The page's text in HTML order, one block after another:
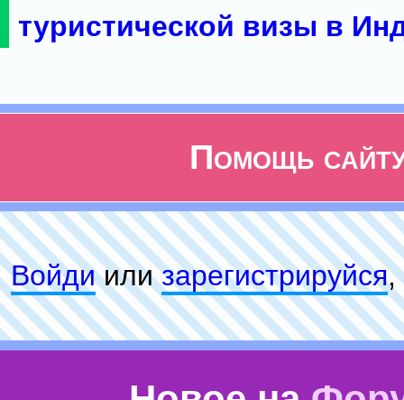
туристической визы в
Помощь
Войдиилизарeгиcтpируйся,